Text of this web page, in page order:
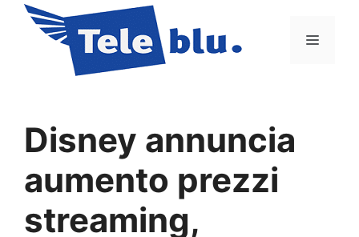
contenuto
Menu
Disney annuncia
aumento prezzi
streaming,